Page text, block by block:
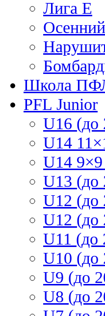
Лига Е
Школа
PFL Junior
U16 (до
U14
U14 9×9
U13 (до
U12 (до
U12 (до
U11 (до
U10 (до
U9 (до
U8 (до